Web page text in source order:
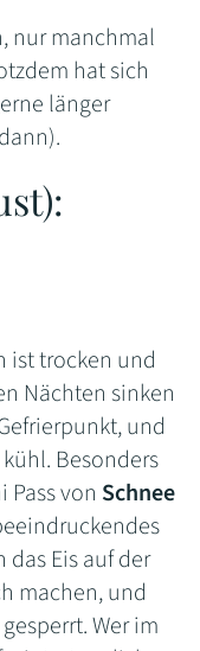
nur manchmal
hat sich
länger
ist trocken und
Nächten sinken
und
Besonders
Pass von Schnee
Eis auf der
machen, und
Wer im